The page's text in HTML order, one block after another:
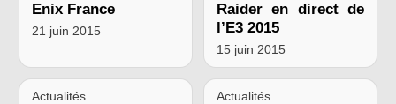
Enix France
21 juin 2015
Raider en direct de
l’E3 2015
15 juin 2015
Actualités Actualités